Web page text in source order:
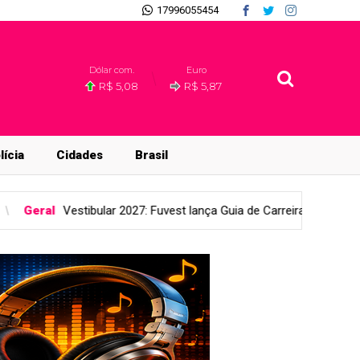
17996055454
Dólar com.
R$ 5,08
Euro
R$ 5,87
Cidades Brasil
lança Guia de Carreiras para auxiliar candidatos na escolha da